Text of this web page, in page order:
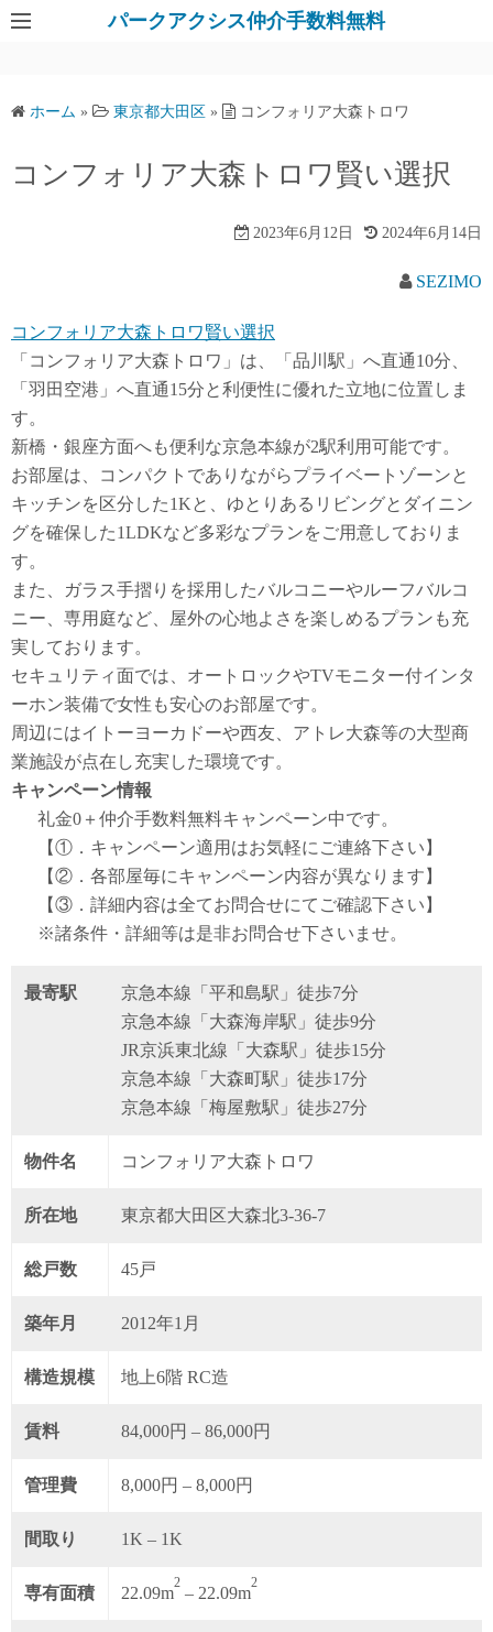
パークアクシス仲介手数料無料
ホーム » 東京都大田区 » コンフォリア大森トロワ
コンフォリア大森トロワ賢い選択
2023年6月12日 2024年6月14日
SEZIMO
コンフォリア大森トロワ賢い選択
「コンフォリア大森トロワ」は、「品川駅」へ直通10分、
「羽田空港」へ直通15分と利便性に優れた立地に位置しま
す。
新橋・銀座方面へも便利な京急本線が2駅利用可能です。
お部屋は、コンパクトでありながらプライベートゾーンと
キッチンを区分した1Kと、ゆとりあるリビングとダイニン
グを確保した1LDKなど多彩なプランをご用意しておりま
す。
また、ガラス手摺りを採用したバルコニーやルーフバルコ
ニー、専用庭など、屋外の心地よさを楽しめるプランも充
実しております。
セキュリティ面では、オートロックやTVモニター付インタ
ーホン装備で女性も安心のお部屋です。
周辺にはイトーヨーカドーや西友、アトレ大森等の大型商
業施設が点在し充実した環境です。
キャンペーン情報
礼金0 ＋仲介手数料無料キャンペーン中です。
【①．キャンペーン適用はお気軽にご連絡下さい】
【②．各部屋毎にキャンペーン内容が異なります】
【③．詳細内容は全てお問合せにてご確認下さい】
※諸条件・詳細等は是非お問合せ下さいませ。
最寄駅
京急本線「平和島駅」徒歩7分
京急本線「大森海岸駅」徒歩9分
JR京浜東北線「大森駅」徒歩15分
京急本線「大森町駅」徒歩17分
京急本線「梅屋敷駅」徒歩27分
物件名 コンフォリア大森トロワ
所在地 東京都大田区大森北3-36-7
総戸数 45戸
築年月 2012年1月
構造規模 地上6階 RC造
賃料 84,000円 – 86,000円
管理費 8,000円 – 8,000円
間取り 1K – 1K
専有面積 22.09m
2
– 22.09m
2